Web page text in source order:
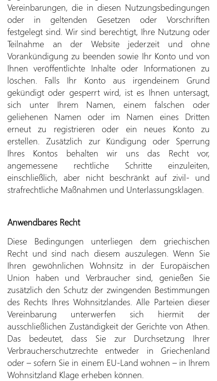
Vereinbarungen, die in diesen Nutzungsbedingungen
oder in geltenden Gesetzen oder Vorschriften
festgelegt sind. Wir sind berechtigt, Ihre Nutzung oder
Teilnahme an der Website jederzeit und ohne
Vorankündigung zu beenden sowie Ihr Konto und von
Ihnen veröffentlichte Inhalte oder Informationen zu
löschen. Falls Ihr Konto aus irgendeinem Grund
gekündigt oder gesperrt wird, ist es Ihnen untersagt,
sich unter Ihrem Namen, einem falschen oder
geliehenen Namen oder im Namen eines Dritten
erneut zu registrieren oder ein neues Konto zu
erstellen. Zusätzlich zur Kündigung oder Sperrung
Ihres Kontos behalten wir uns das Recht vor,
angemessene rechtliche Schritte einzuleiten,
einschließlich, aber nicht beschränkt auf zivil- und
strafrechtliche Maßnahmen und Unterlassungsklagen.
Anwendbares Recht
Diese Bedingungen unterliegen dem griechischen
Recht und sind nach diesem auszulegen. Wenn Sie
Ihren gewöhnlichen Wohnsitz in der Europäischen
Union haben und Verbraucher sind, genießen Sie
zusätzlich den Schutz der zwingenden Bestimmungen
des Rechts Ihres Wohnsitzlandes. Alle Parteien dieser
Vereinbarung unterwerfen sich hiermit der
ausschließlichen Zuständigkeit der Gerichte von Athen.
Das bedeutet, dass Sie zur Durchsetzung Ihrer
Verbraucherschutzrechte entweder in Griechenland
oder – sofern Sie in einem EU-Land wohnen – in Ihrem
Wohnsitzland Klage erheben können.